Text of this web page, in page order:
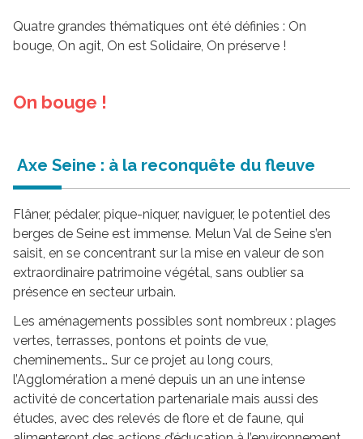
Quatre grandes thématiques ont été définies : On
bouge, On agit, On est Solidaire, On préserve !
On bouge !
Axe Seine : à la reconquête du fleuve
Flâner, pédaler, pique-niquer, naviguer, le potentiel des
berges de Seine est immense. Melun Val de Seine s’en
saisit, en se concentrant sur la mise en valeur de son
extraordinaire patrimoine végétal, sans oublier sa
présence en secteur urbain.
Les aménagements possibles sont nombreux : plages
vertes, terrasses, pontons et points de vue,
cheminements… Sur ce projet au long cours,
l’Agglomération a mené depuis un an une intense
activité de concertation partenariale mais aussi des
études, avec des relevés de flore et de faune, qui